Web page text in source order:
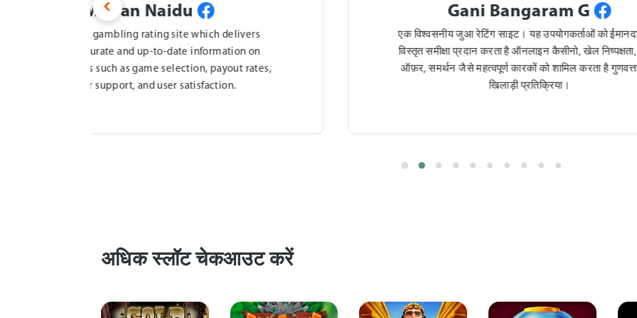
Gani Bangaram G
एक विश्वसनीय जुआ रेटिंग साइट। यह उपयोगकर्ताओं को ईमानदार और
विस्तृत समीक्षा प्रदान करता है ऑनलाइन कैसीनो, खेल निष्पक्षता, बोनस
ऑफ़र, समर्थन जैसे महत्वपूर्ण कारकों को शामिल करता है गुणवत्ता, और
This is a good
and up-to-date
selection, and
and
अधिक स्लॉट चेकआउट करें